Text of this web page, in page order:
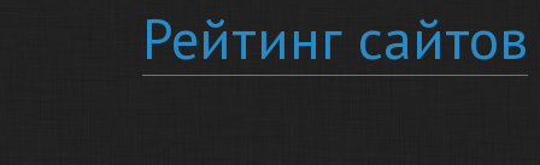
Рейтинг сайтов